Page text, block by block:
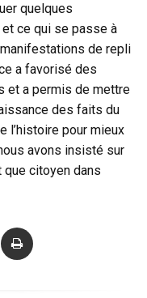
quelques
ce qui se passe à
de repli
a favorisé des
et a permis de mettre
des faits du
l’histoire pour mieux
avons insisté sur
que citoyen dans